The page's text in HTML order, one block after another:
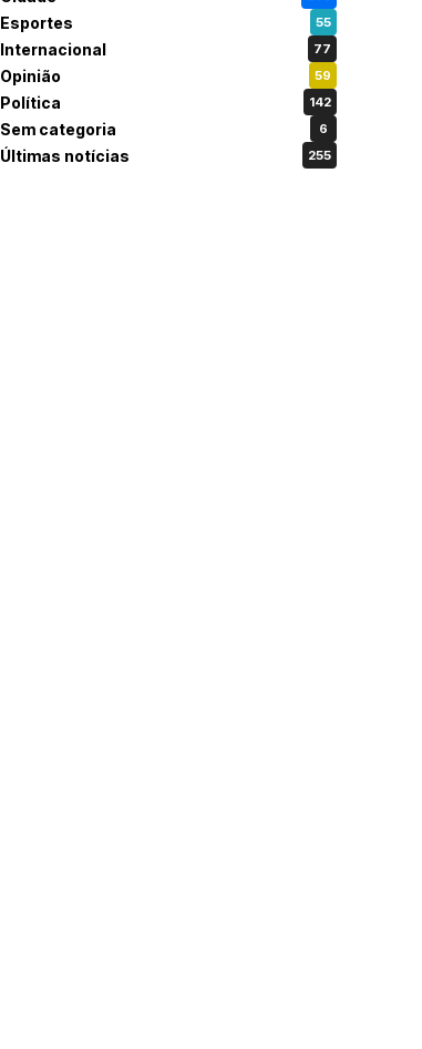
Esportes 55
Internacional 77
Opinião 59
Política 142
Sem categoria 6
Últimas notícias 255